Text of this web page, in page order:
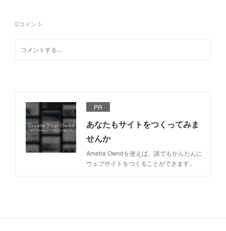
0コメント
PR
あなたもサイトをつくってみま
せんか
Ameba Owndを使えば、誰でもかんたんに
ウェブサイトをつくることができます。